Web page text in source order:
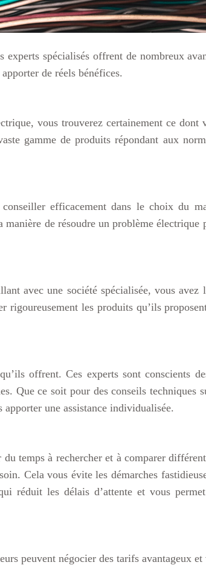
spécialisés offrent de nombreux
de réels bénéfices.
vous trouverez certainement ce dont
gamme de produits répondant aux
efficacement dans le choix du
de résoudre un problème
avec une société spécialisée, vous avez
rigoureusement les produits qu’ils
offrent. Ces experts sont conscients
Que ce soit pour des conseils techniques
une assistance individualisée.
temps à rechercher et à comparer
Cela vous évite les démarches
réduit les délais d’attente et vous
peuvent négocier des tarifs avantageux